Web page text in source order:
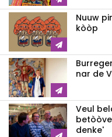
Nuuw
kòòp
nar de
Veul
denke'